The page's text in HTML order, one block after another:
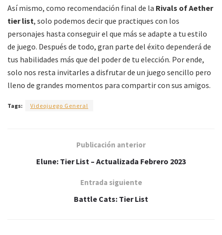
Así mismo, como recomendación final de la Rivals of Aether
tier list, solo podemos decir que practiques con los
personajes hasta conseguir el que más se adapte a tu estilo
de juego. Después de todo, gran parte del éxito dependerá de
tus habilidades más que del poder de tu elección. Por ende,
solo nos resta invitarles a disfrutar de un juego sencillo pero
lleno de grandes momentos para compartir con sus amigos.
Tags: Videojuego General
Publicación anterior
Elune: Tier List – Actualizada Febrero 2023
Entrada siguiente
Battle Cats: Tier List